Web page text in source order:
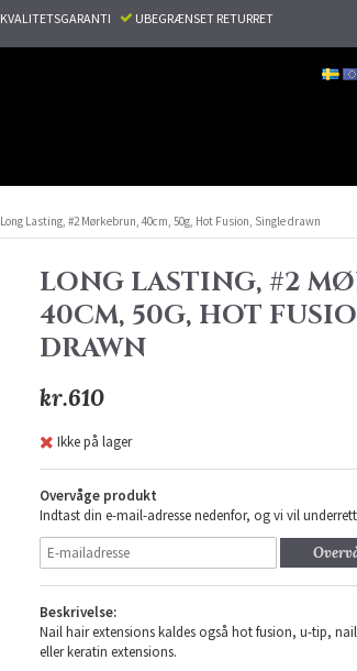
KVALITETSGARANTI UBEGRÆNSET RETURRET
Long Lasting, #2 Mørkebrun, 40cm, 50g, Hot Fusion, Single drawn
LONG LASTING, #2
40CM, 50G, HOT
DRAWN
kr.610
Ikke på lager
Overvåge produkt
Indtast din e-mail-adresse nedenfor, og vi vil
Beskrivelse:
Nail hair extensions kaldes også hot fusion, u-tip,
eller keratin extensions.